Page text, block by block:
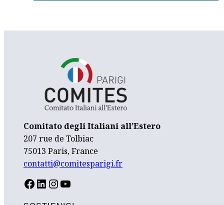
Comitato degli Italiani all’Estero
207 rue de Tolbiac
75013 Paris, France
contatti@comitesparigi.fr
FACEBOOK LINKEDIN INSTAGRAM YOUTUBE